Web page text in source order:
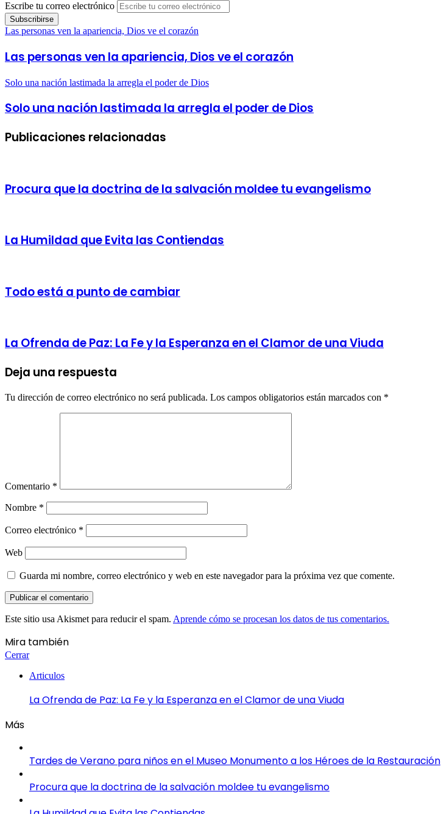
Escribe tu correo electrónico
Las personas ven la apariencia, Dios ve el corazón
Las personas ven la apariencia, Dios ve el corazón
Solo una nación lastimada la arregla el poder de Dios
Solo una nación lastimada la arregla el poder de Dios
Publicaciones relacionadas
Procura que la doctrina de la salvación moldee tu evangelismo
La Humildad que Evita las Contiendas
Todo está a punto de cambiar
La Ofrenda de Paz: La Fe y la Esperanza en el Clamor de una Viuda
Deja una respuesta
Tu dirección de correo electrónico no será publicada. Los campos obligatorios están marcados con *
Comentario *
Nombre *
Correo electrónico *
Web
Guarda mi nombre, correo electrónico y web en este navegador para la próxima vez que comente.
Este sitio usa Akismet para reducir el spam. Aprende cómo se procesan los datos de tus comentarios.
Mira también
Cerrar
Articulos
La Ofrenda de Paz: La Fe y la Esperanza en el Clamor de una Viuda
Más
Tardes de Verano para niños en el Museo Monumento a los Héroes de la Restauración
Procura que la doctrina de la salvación moldee tu evangelismo